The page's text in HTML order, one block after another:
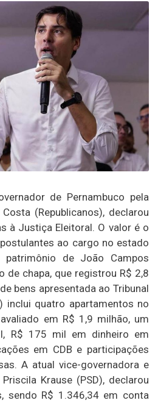
de Pernambuco pela
(Republicanos), declarou
à Justiça Eleitoral. O valor é o
ao cargo no estado
patrimônio de João Campos
de chapa, que registrou R$ 2,8
bens apresentada ao Tribunal
inclui quatro apartamentos no
em R$ 1,9 milhão, um
R$ 175 mil em dinheiro em
em CDB e participações
A atual vice-governadora e
Krause (PSD), declarou
sendo R$ 1.346,34 em conta